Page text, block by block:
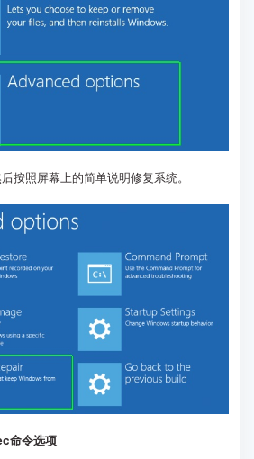
按照屏幕上的简单说明修复系统。
命令选项